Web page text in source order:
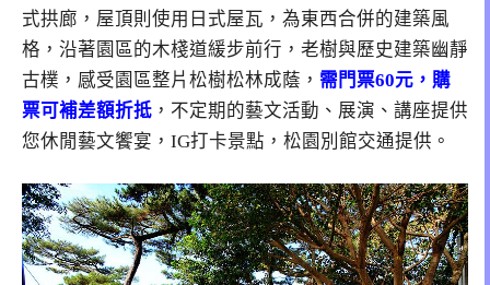
式拱廊，屋頂則使用日式屋瓦，為東西合併的建築風
格，沿著園區的木棧道緩步前行，老樹與歷史建築幽靜
古樸，感受園區整片松樹松林成蔭， 需門票60元，購
票可補差額折抵 ，不定期的藝文活動、展演、講座提供
您休閒藝文饗宴，IG打卡景點，松園別館交通提供。